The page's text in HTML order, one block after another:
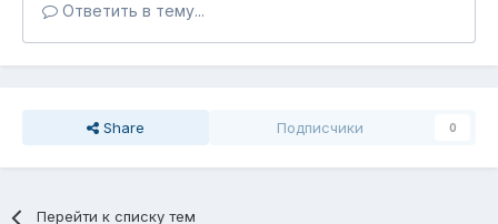
Ответить в тему...
Share Подписчики 0
Перейти к списку тем